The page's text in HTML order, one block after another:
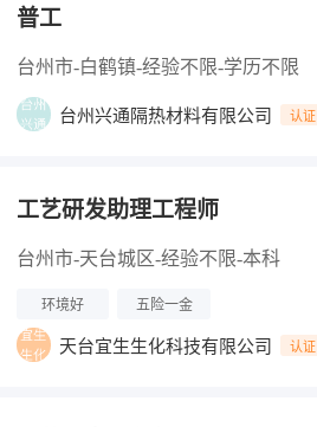
普工
台州市-白鹤镇-经验不限-学历不限
台州兴通隔热材料有限公司 认证
工艺研发助理工程师
台州市-天台城区-经验不限-本科
环境好 五险一金
天台宜生生化科技有限公司 认证